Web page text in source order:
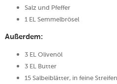
Salz und Pfeffer
1 EL Semmelbrösel
Außerdem:
3 EL Olivenöl
3 EL Butter
15 Salbeiblätter, in feine